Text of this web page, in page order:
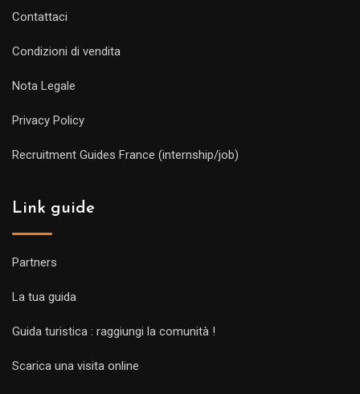
Contattaci
Condizioni di vendita
Nota Legale
Privacy Policy
Recruitment Guides France (internship/job)
Link guide
Partners
La tua guida
Guida turistica : raggiungi la comunità !
Scarica una visita online